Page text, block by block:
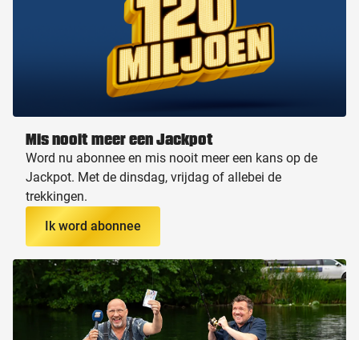
Mis nooit meer een Jackpot
Word nu abonnee en mis nooit meer een kans op de
Jackpot. Met de dinsdag, vrijdag of allebei de
trekkingen.
Ik word abonnee